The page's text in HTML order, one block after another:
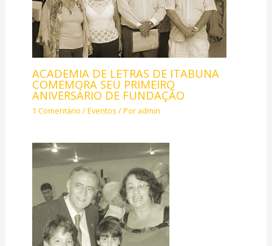
ACADEMIA DE LETRAS DE ITABUNA
COMEMORA SEU PRIMEIRO
ANIVERSÁRIO DE FUNDAÇÃO
1 Comentário /Eventos / Por admin